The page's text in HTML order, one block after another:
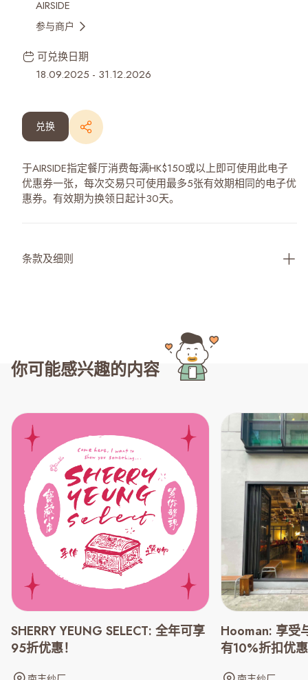
AIRSIDE
参与商户
可兑换日期
18.09.2025 - 31.12.2026
兑换
于AIRSIDE指定餐厅消费每满HK$150或以上即可使用此电子
优惠券一张，每次交易只可使用最多5张有效期相同的电子优
惠券。有效期为换领日起计30天。
条款及细则
你可能感兴趣的内容
SHERRY YEUNG SELECT: 全年可享
95折优惠！
Hooman: 享受
有10%折扣优